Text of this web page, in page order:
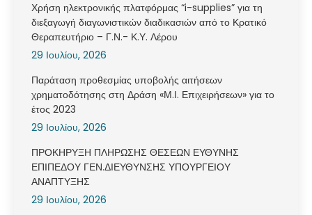
Χρήση ηλεκτρονικής πλατφόρμας “i-supplies” για τη
διεξαγωγή διαγωνιστικών διαδικασιών από το Κρατικό
Θεραπευτήριο – Γ.Ν.- Κ.Υ. Λέρου
29 Ιουλίου, 2026
Παράταση προθεσμίας υποβολής αιτήσεων
χρηματοδότησης στη Δράση «Μ.Ι. Επιχειρήσεων» για το
έτος 2023
29 Ιουλίου, 2026
ΠΡΟΚΗΡΥΞΗ ΠΛΗΡΩΣΗΣ ΘΕΣΕΩΝ ΕΥΘΥΝΗΣ
ΕΠΙΠΕΔΟΥ ΓΕΝ.ΔΙΕΥΘΥΝΣΗΣ ΥΠΟΥΡΓΕΙΟΥ
ΑΝΑΠΤΥΞΗΣ
29 Ιουλίου, 2026